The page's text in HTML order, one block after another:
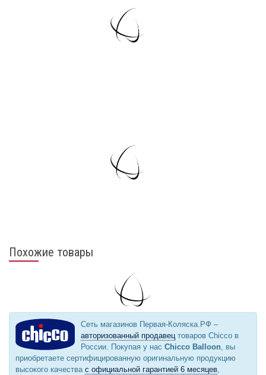
Похожие товары
Сеть магазинов Первая-Коляска.РФ –
авторизованный продавец товаров Chicco в
России. Покупая у нас Chicco Balloon , вы
приобретаете сертифицированную оригинальную продукцию
высокого качества с официальной гарантией 6 месяцев